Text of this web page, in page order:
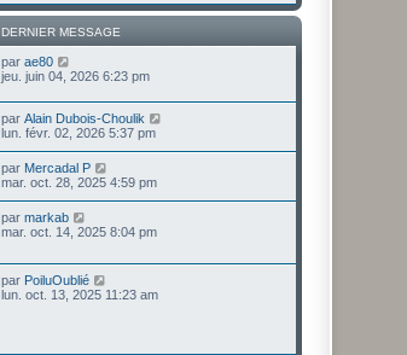
DERNIER MESSAGE
par ae80
jeu. juin 04, 2026 6:23 pm
par Alain Dubois-Choulik
lun. févr. 02, 2026 5:37 pm
par Mercadal P
mar. oct. 28, 2025 4:59 pm
par markab
mar. oct. 14, 2025 8:04 pm
par PoiluOublié
lun. oct. 13, 2025 11:23 am